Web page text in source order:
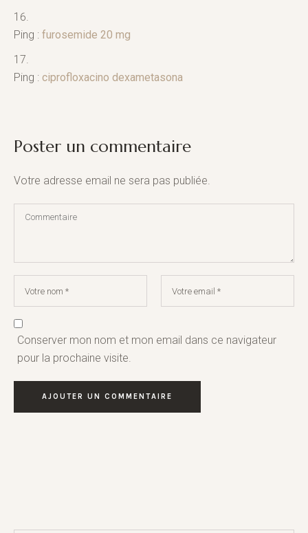
Ping : furosemide 20 mg
Ping : ciprofloxacino dexametasona
Poster un commentaire
Votre adresse email ne sera pas publiée.
Conserver mon nom et mon email dans ce navigateur
pour la prochaine visite.